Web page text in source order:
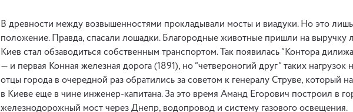
В древности между возвышенностями прокладывали мосты и виадуки. Но это
положение. Правда, спасали лошадки. Благородные животные пришли на выручку
Киев стал обзаводиться собственным транспортом. Так появилась “Контора
— и первая Конная железная дорога (1891), но “четвероногий друг” таких нагрузок
отцы города в очередной раз обратились за советом к генералу Струве, который
в Киеве еще в чине инженер-капитана. За это время Аманд Егорович построил в
железнодорожный мост через Днепр, водопровод и систему газового освещения.